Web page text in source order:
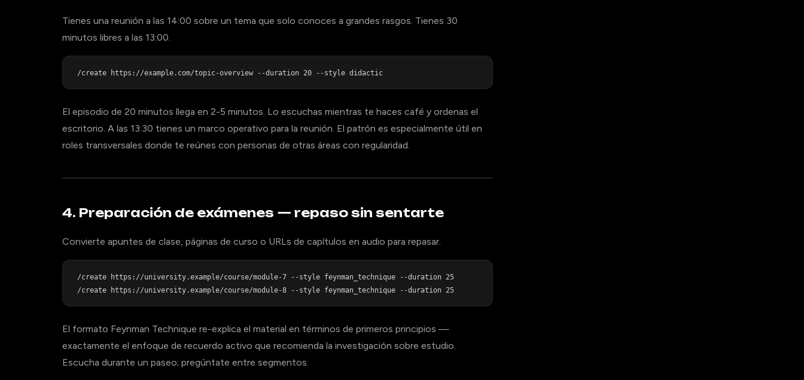
Tienes una reunión a las 14:00 sobre un tema que solo conoces a grandes rasgos. Tienes 30
minutos libres a las 13:00.
El episodio de 20 minutos llega en 2-5 minutos. Lo escuchas mientras te haces café y ordenas el
escritorio. A las 13:30 tienes un marco operativo para la reunión. El patrón es especialmente útil en
roles transversales donde te reúnes con personas de otras áreas con regularidad.
4. Preparación de exámenes — repaso sin sentarte
Convierte apuntes de clase, páginas de curso o URLs de capítulos en audio para repasar.
/create https://university.example/course/module-7 --style feynman_technique --duration 25
El formato Feynman Technique re-explica el material en términos de primeros principios —
exactamente el enfoque de recuerdo activo que recomienda la investigación sobre estudio.
Escucha durante un paseo; pregúntate entre segmentos.